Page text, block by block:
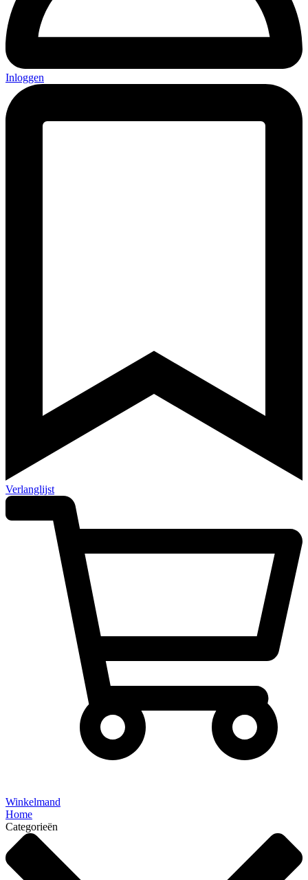
Inloggen
Verlanglijst
Winkelmand
Home
Categorieën